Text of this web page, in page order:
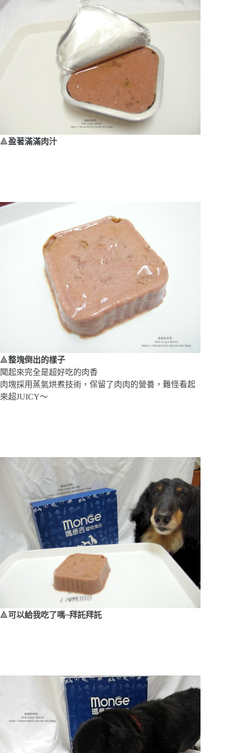
🔺盈著滿滿肉汁
🔺整塊倒出的樣子
聞起來完全是超好吃的肉香
肉塊採用蒸氣烘煮技術，保留了肉肉的營養，難怪看起
來超JUICY～
🔺可以給我吃了嗎~拜託拜託